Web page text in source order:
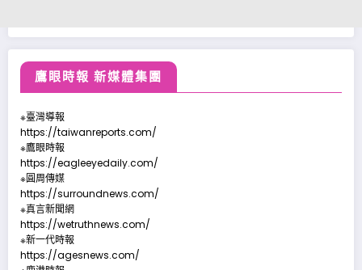
鷹眼時報 新媒體集團
※臺灣導報
https://taiwanreports.com/
※鷹眼時報
https://eagleeyedaily.com/
※圓周傳媒
https://surroundnews.com/
※真言新聞網
https://wetruthnews.com/
※新一代時報
https://agesnews.com/